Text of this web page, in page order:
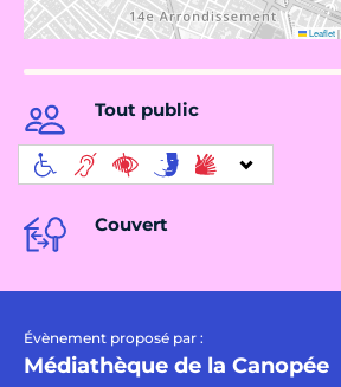
Leaflet|
Tout public
Couvert
Évènement proposé par :
Médiathèque de la Canopée